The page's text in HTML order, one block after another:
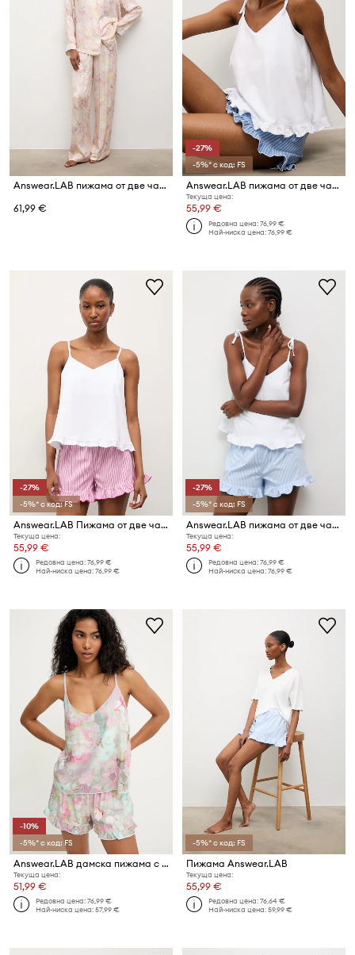
Answear.LAB пижама от две части дамска от вискоза
61,99 €
-27%
-5%* с код: FS
Answear.LAB пижама от две части дамска с памук
Текуща цена:
55,99 €
Редовна цена:76,99 €
Най-ниска цена:76,99 €
-27%
-5%* с код: FS
Answear.LAB Пижама от две части дамска с памук
Текуща цена:
55,99 €
Редовна цена:76,99 €
Най-ниска цена:76,99 €
-27%
-5%* с код: FS
Answear.LAB пижама от две части дамска с памук
Текуща цена:
55,99 €
Редовна цена:76,99 €
Най-ниска цена:76,99 €
-10%
-5%* с код: FS
Answear.LAB дамска пижама с вискоза
Текуща цена:
51,99 €
Редовна цена:76,99 €
Най-ниска цена:57,99 €
-5%* с код: FS
Пижама Answear.LAB
Текуща цена:
55,99 €
Редовна цена:76,64 €
Най-ниска цена:59,99 €